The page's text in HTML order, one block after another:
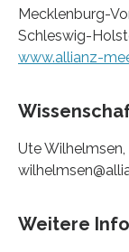
Mecklenburg-
Schleswig-
www.allianz-
Ute
Weitere